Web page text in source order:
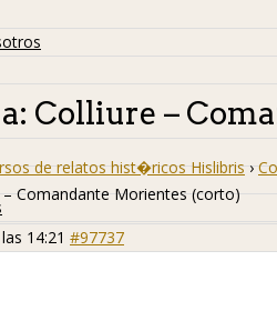
a: Colliure –
de relatos hist�ricos Hislibris ›
– Comandante Morientes (corto)
14:21 #97737